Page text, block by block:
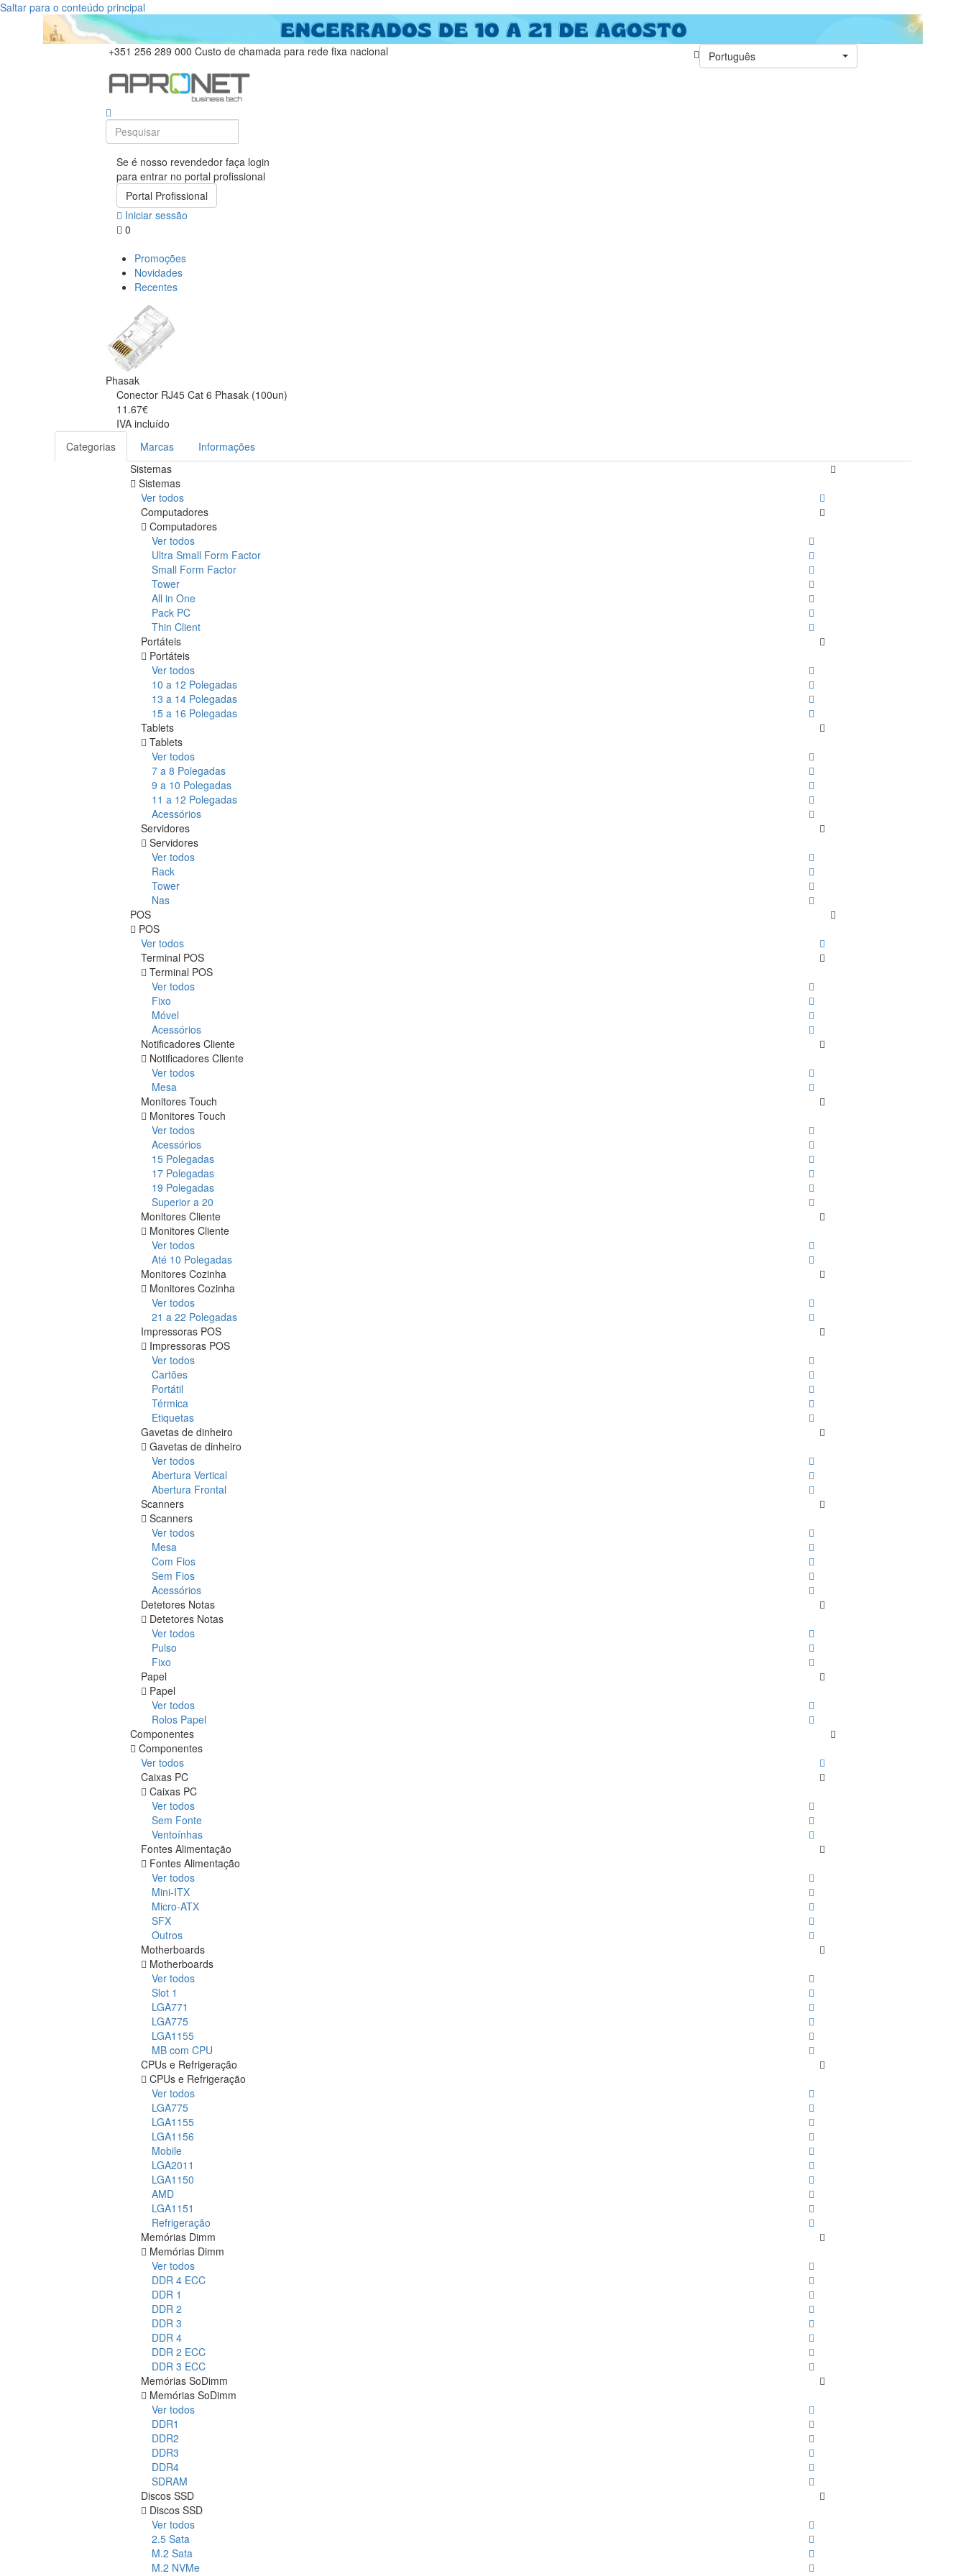
Saltar para o conteúdo principal
+351 256 289 000 Custo de chamada para rede fixa nacional Português
Se é nosso revendedor faça login
para entrar no portal profissional
Portal Profissional
Iniciar sessão
0
Promoções
Novidades
Recentes
Phasak
Conector RJ45 Cat 6 Phasak (100un)
11.67€
IVA incluído
Categorias
Marcas
Informações
Sistemas
Sistemas
Ver todos
Computadores
Computadores
Ver todos
Ultra Small Form Factor
Small Form Factor
Tower
All in One
Pack PC
Thin Client
Portáteis
Portáteis
Ver todos
10 a 12 Polegadas
13 a 14 Polegadas
15 a 16 Polegadas
Tablets
Tablets
Ver todos
7 a 8 Polegadas
9 a 10 Polegadas
11 a 12 Polegadas
Acessórios
Servidores
Servidores
Ver todos
Rack
Tower
Nas
POS
POS
Ver todos
Terminal POS
Terminal POS
Ver todos
Fixo
Móvel
Acessórios
Notificadores Cliente
Notificadores Cliente
Ver todos
Mesa
Monitores Touch
Monitores Touch
Ver todos
Acessórios
15 Polegadas
17 Polegadas
19 Polegadas
Superior a 20
Monitores Cliente
Monitores Cliente
Ver todos
Até 10 Polegadas
Monitores Cozinha
Monitores Cozinha
Ver todos
21 a 22 Polegadas
Impressoras POS
Impressoras POS
Ver todos
Cartões
Portátil
Térmica
Etiquetas
Gavetas de dinheiro
Gavetas de dinheiro
Ver todos
Abertura Vertical
Abertura Frontal
Scanners
Scanners
Ver todos
Mesa
Com Fios
Sem Fios
Acessórios
Detetores Notas
Detetores Notas
Ver todos
Pulso
Fixo
Papel
Papel
Ver todos
Rolos Papel
Componentes
Componentes
Ver todos
Caixas PC
Caixas PC
Ver todos
Sem Fonte
Ventoínhas
Fontes Alimentação
Fontes Alimentação
Ver todos
Mini-ITX
Micro-ATX
SFX
Outros
Motherboards
Motherboards
Ver todos
Slot 1
LGA771
LGA775
LGA1155
MB com CPU
CPUs e Refrigeração
CPUs e Refrigeração
Ver todos
LGA775
LGA1155
LGA1156
Mobile
LGA2011
LGA1150
AMD
LGA1151
Refrigeração
Memórias Dimm
Memórias Dimm
Ver todos
DDR 4 ECC
DDR 1
DDR 2
DDR 3
DDR 4
DDR 2 ECC
DDR 3 ECC
Memórias SoDimm
Memórias SoDimm
Ver todos
DDR1
DDR2
DDR3
DDR4
SDRAM
Discos SSD
Discos SSD
Ver todos
2.5 Sata
M.2 Sata
M.2 NVMe